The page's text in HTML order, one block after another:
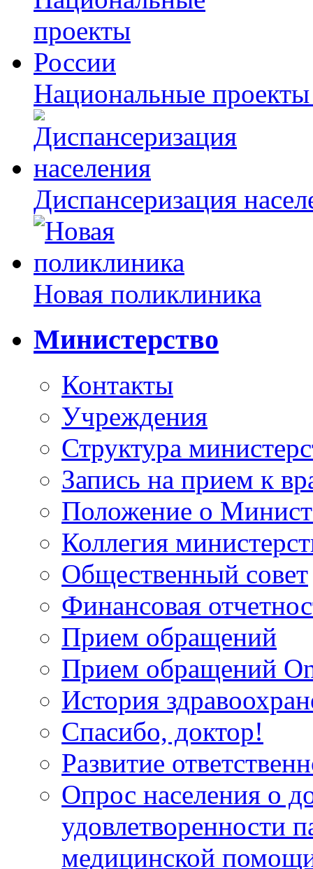
Национальные
Диспансеризация
Новая поликлиника
Министерство
Контакты
Учреждения
Структура
Запись на прием к
Положение о
Коллегия
Общественный совет
Финансовая
Прием обращений
Прием обращений
История
Спасибо, доктор!
Развитие
Опрос населения о
удовлетворенности
медицинской